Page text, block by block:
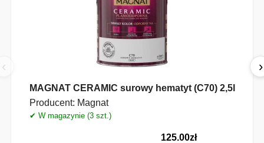
‹
MAGNAT CERAMIC surowy hematyt (C70) 2,5l
Producent: Magnat
✔ W magazynie (3 szt.)
125.00zł
›